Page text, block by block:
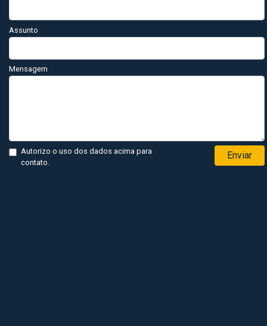
Assunto
Mensagem
Autorizo o uso dos dados acima para
contato.
Enviar